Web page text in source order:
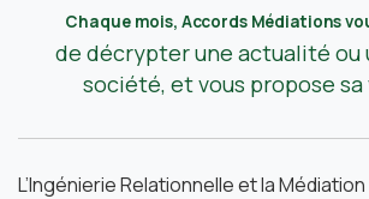
Chaque mois, Accords Médiations
de décrypter une actualité ou
société, et vous propose sa
L’Ingénierie Relationnelle et la Médiation